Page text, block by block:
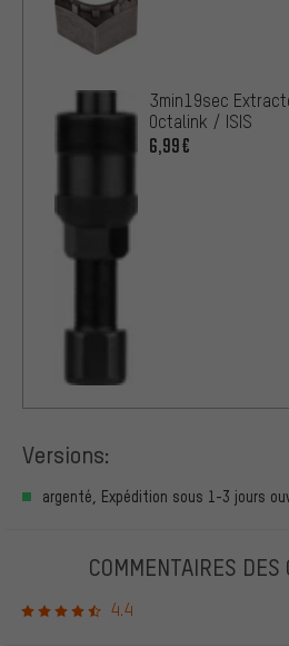
3min19sec
Octalink / ISIS
6,99€
Versions:
argenté, Expédition sous 1-3 jours
COMMENTAIRES
4.4